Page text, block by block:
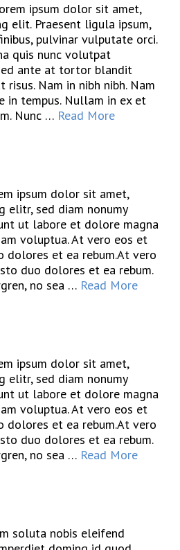
ipsum dolor sit amet,
elit. Praesent ligula ipsum,
pulvinar vulputate orci.
quis nunc volutpat
ante at tortor blandit
Nam in nibh nibh. Nam
in tempus. Nullam in ex et
Nunc … Read More
ipsum dolor sit amet,
elitr, sed diam nonumy
ut labore et dolore magna
voluptua. At vero eos et
dolores et ea rebum.At vero
duo dolores et ea rebum.
no sea … Read More
ipsum dolor sit amet,
elitr, sed diam nonumy
ut labore et dolore magna
voluptua. At vero eos et
dolores et ea rebum.At vero
duo dolores et ea rebum.
no sea … Read More
soluta nobis eleifend